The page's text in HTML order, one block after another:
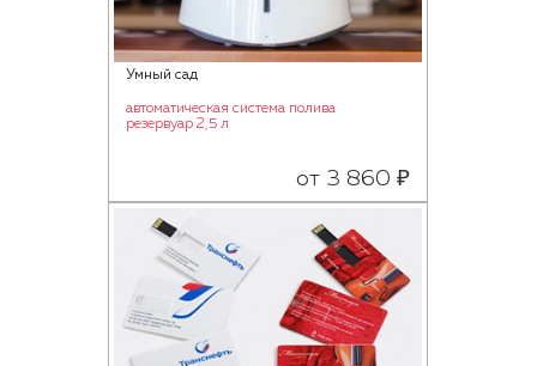
Умный сад
автоматическая система полива
резервуар 2,5 л
от 3 860 ₽